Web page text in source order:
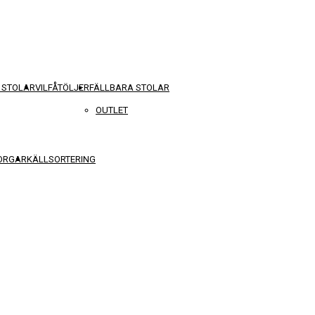
VILFÅTÖLJERFÄLLBARA STOLAR
KÄLLSORTERING
OUTLET